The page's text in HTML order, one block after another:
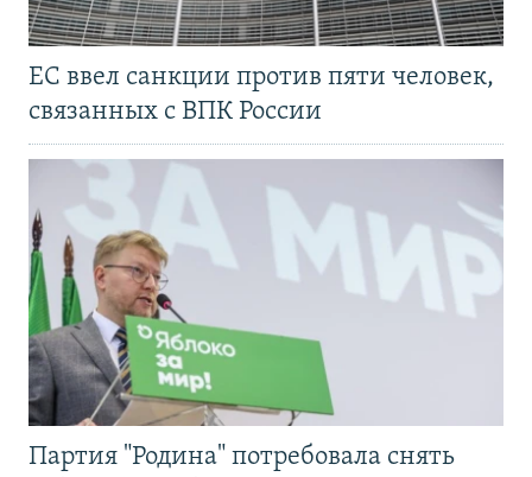
ЕС ввел санкции против пяти человек,
связанных с ВПК России
Партия "Родина" потребовала снять